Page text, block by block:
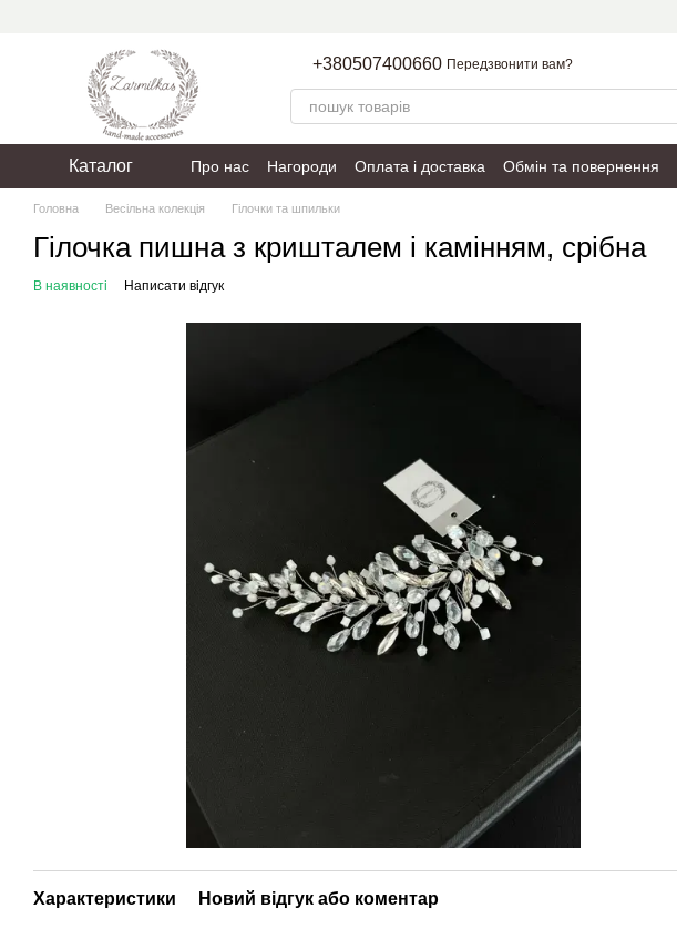
+380507400660 Передзвонити вам?
Каталог Про нас Нагороди Оплата і доставка Обмін та повернення
Пакування
Політика конфіденційності Публічний договір
Головна Весільна колекція Гілочки та шпильки
Гілочка пишна з кришталем і камінням, срібна
В наявності Написати відгук
Характеристики Новий відгук або коментар